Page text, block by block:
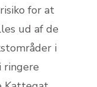
for at
ud af de
i